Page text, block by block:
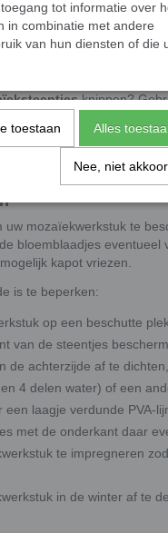
knippen?
, wat
toe aan je
online en laat je
uw mozaïekwerkstuk te
bloemblaadjes
kapot vriezen.
is te beperken:
op een beschutte
van de steentjes
de achterzijde af te
4 delen water) of een
een laagje verdunde PVA-
met de onderkant daar
te impregneren
in de winter af te
tot informatie over
in combinatie met andere
van hun diensten of die
toestaan Alles
Nee, niet